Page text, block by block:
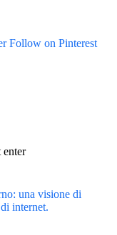
Follow on Pinterest
enter
una visione di
internet.